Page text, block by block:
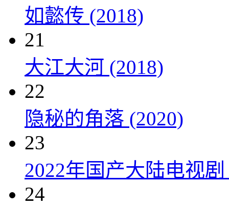
如懿传 (2018)
21
大江大河 (2018)
22
隐秘的角落 (2020)
23
2022年国产大陆电视
24